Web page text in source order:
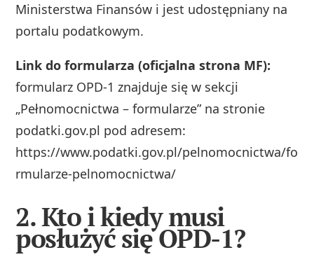
Ministerstwa Finansów i jest udostępniany na
portalu podatkowym.
Link do formularza (oficjalna strona MF):
formularz OPD‑1 znajduje się w sekcji
„Pełnomocnictwa – formularze” na stronie
podatki.gov.pl pod adresem:
https://www.podatki.gov.pl/pelnomocnictwa/fo
rmularze-pelnomocnictwa/
2. Kto i kiedy musi
posłużyć się OPD-1?